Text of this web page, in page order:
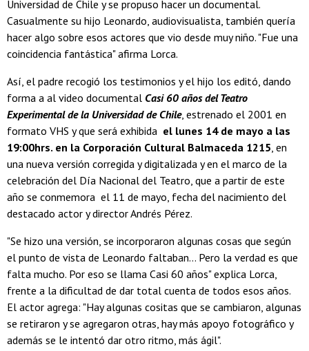
Universidad de Chile y se propuso hacer un documental.
Casualmente su hijo Leonardo, audiovisualista, también quería
hacer algo sobre esos actores que vio desde muy niño. "Fue una
coincidencia fantástica" afirma Lorca.
Así, el padre recogió los testimonios y el hijo los editó, dando
forma a al video documental Casi 60 años del Teatro
Experimental de la Universidad de Chile, estrenado el 2001 en
formato VHS y que será exhibida el lunes 14 de mayo a las
19:00hrs. en la Corporación Cultural Balmaceda 1215, en
una nueva versión corregida y digitalizada y en el marco de la
celebración del Día Nacional del Teatro, que a partir de este
año se conmemora el 11 de mayo, fecha del nacimiento del
destacado actor y director Andrés Pérez.
"Se hizo una versión, se incorporaron algunas cosas que según
el punto de vista de Leonardo faltaban... Pero la verdad es que
falta mucho. Por eso se llama Casi 60 años" explica Lorca,
frente a la dificultad de dar total cuenta de todos esos años.
El actor agrega: "Hay algunas cositas que se cambiaron, algunas
se retiraron y se agregaron otras, hay más apoyo fotográfico y
además se le intentó dar otro ritmo, más ágil".